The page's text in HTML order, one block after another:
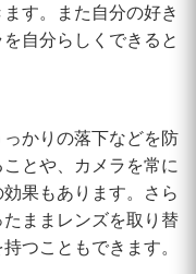
す。また自分の好き
自分らしくできると
かりの落下などを防
とや、カメラを常に
果もあります。さら
ままレンズを取り替
つこともできます。